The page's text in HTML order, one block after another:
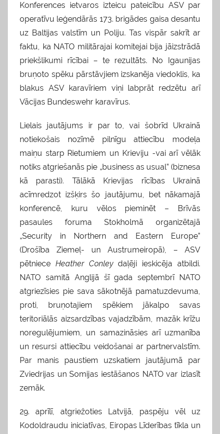
Konferences ietvaros izteicu pateicību ASV par
operatīvu leģendārās 173. brigādes gaisa desantu
uz Baltijas valstīm un Poliju. Tas vispār sakrīt ar
faktu, ka NATO militārajai komitejai bija jāizstrādā
priekšlikumi rīcībai – te rezultāts. No Igaunijas
bruņoto spēku pārstāvjiem izskanēja viedoklis, ka
blakus ASV karavīriem viņi labprāt redzētu arī
Vācijas Bundeswehr karavīrus.
Lielais jautājums ir par to, vai šobrīd Ukrainā
notiekošais nozīmē pilnīgu attiecību modeļa
maiņu starp Rietumiem un Krieviju -vai arī vēlāk
notiks atgriešanās pie „business as usual” (biznesa
kā parasti). Tālākā Krievijas rīcības Ukrainā
acīmredzot izšķirs šo jautājumu, bet nākamajā
konferencē, kuru vēlos pieminēt – Brīvās
pasaules foruma Stokholmā organizētajā
„Security in Northern and Eastern Europe”
(Drošība Ziemeļ- un Austrumeiropā), – ASV
pētniece Heather Conleydaļēji ieskicēja atbildi.
NATO samitā Anglijā šī gada septembrī NATO
atgriezīsies pie sava sākotnējā pamatuzdevuma,
proti, bruņotajiem spēkiem jākalpo savas
teritoriālās aizsardzības vajadzībām, mazāk krīžu
noregulējumiem, un samazināsies arī uzmanība
un resursi attiecību veidošanai ar partnervalstīm.
Par manis paustiem uzskatiem jautājumā par
Zviedrijas un Somijas iestāšanos NATO var izlasīt
zemāk.
29. aprīlī, atgriežoties Latvijā, paspēju vēl uz
Kodoldraudu iniciatīvas, Eiropas Līderības tīkla un